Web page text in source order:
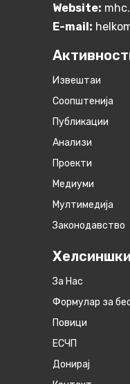
Website:
E-mail:
Извештаи
Соопштенија
Публикации
Анализи
Проекти
Медиуми
Мултимедија
Законодавство
За Нас
Формулар за
Повици
ЕСЧП
Донирај